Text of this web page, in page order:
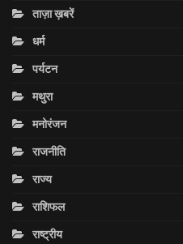
ताज़ा ख़बरें
धर्म
पर्यटन
मथुरा
मनोरंजन
राजनीति
राज्य
राशिफल
राष्ट्रीय